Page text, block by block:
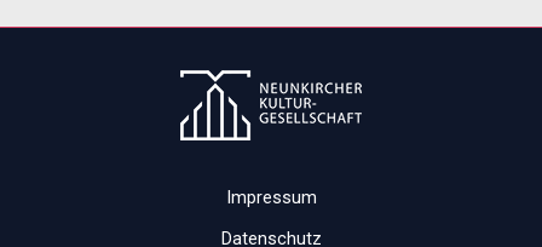
Impressum
Datenschutz